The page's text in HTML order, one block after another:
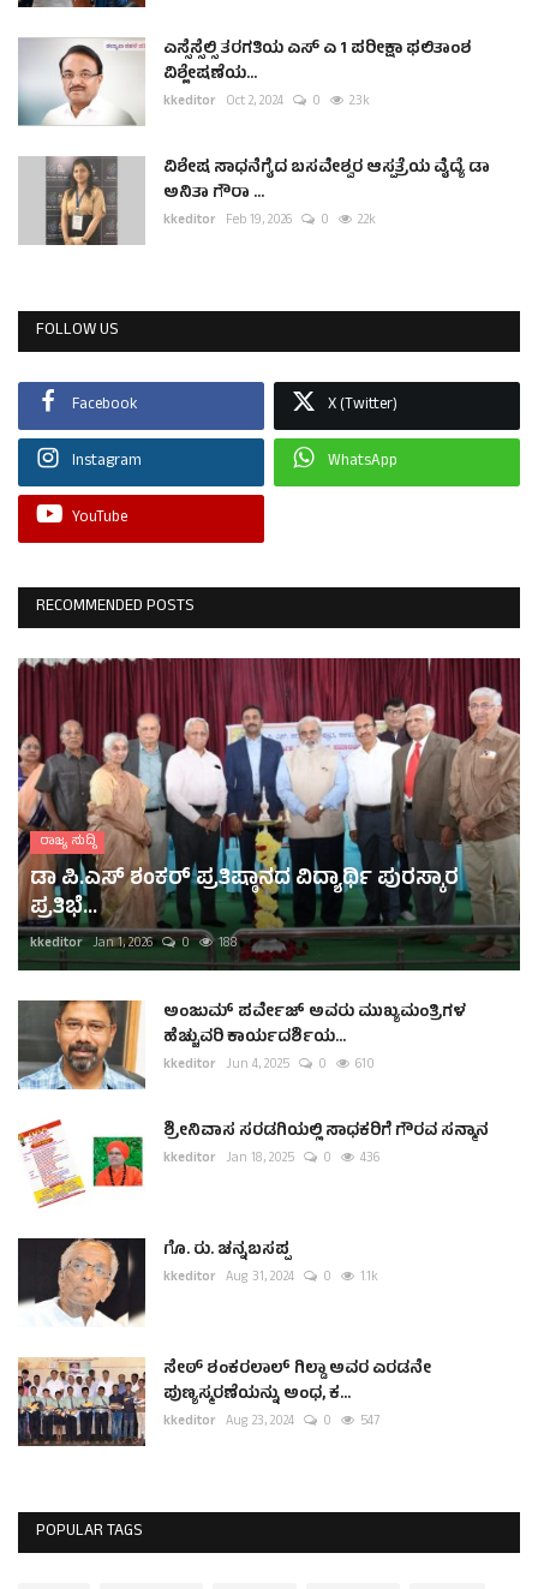
ಎಸ್ಸೆಸ್ಸೆಲ್ಸಿ ತರಗತಿಯ ಎಸ್ ಎ 1 ಪರೀಕ್ಷಾ ಫಲಿತಾಂಶ
ವಿಶ್ಲೇಷಣೆಯ...
kkeditor Oct 2, 2024 0 2.3k
ವಿಶೇಷ ಸಾಧನೆಗೈದ ಬಸವೇಶ್ವರ ಆಸ್ಪತ್ರೆಯ ವೈದ್ಯೆ ಡಾ
ಅನಿತಾ ಗೌರಾ ...
kkeditor Feb 19, 2026 0 2.2k
FOLLOW US
Facebook X (Twitter)
Instagram WhatsApp
YouTube
RECOMMENDED POSTS
ರಾಜ್ಯ ಸುದ್ದಿ
ಡಾ ಪಿ.ಎಸ್ ಶಂಕರ್ ಪ್ರತಿಷ್ಠಾನದ ವಿದ್ಯಾರ್ಥಿ ಪುರಸ್ಕಾರ
ಪ್ರತಿಭೆ...
kkeditor Jan 1, 2026 0 188
ಅಂಜುಮ್ ಪರ್ವೇಜ್ ಅವರು ಮುಖ್ಯಮಂತ್ರಿಗಳ
ಹೆಚ್ಚುವರಿ ಕಾರ್ಯದರ್ಶಿಯ...
kkeditor Jun 4, 2025 0 610
ಶ್ರೀನಿವಾಸ ಸರಡಗಿಯಲ್ಲಿ ಸಾಧಕರಿಗೆ ಗೌರವ ಸನ್ಮಾನ
kkeditor Jan 18, 2025 0 436
ಗೊ. ರು. ಚನ್ನಬಸಪ್ಪ
kkeditor Aug 31, 2024 0 1.1k
ಸೇಠ್ ಶಂಕರಲಾಲ್ ಗಿಲ್ಡಾ ಅವರ ಎರಡನೇ
ಪುಣ್ಯಸ್ಮರಣೆಯನ್ನು ಅಂಧ, ಕ...
kkeditor Aug 23, 2024 0 547
POPULAR TAGS